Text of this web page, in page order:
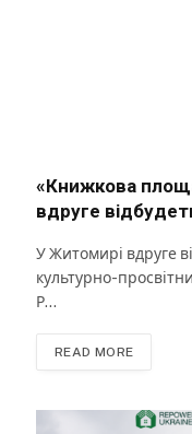
«Книжкова
вдруге
У Житомирі вдруге
культурно-
Р…
READ MORE